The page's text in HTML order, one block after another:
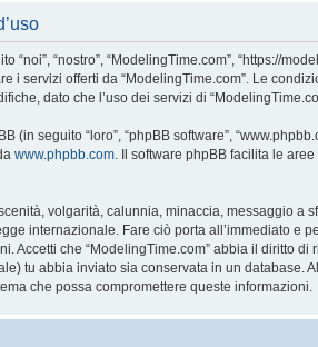
“noi”, “nostro”, “ModelingTime.com”, “https://
i servizi offerti da “ModelingTime.com”. Le
dato che l’uso dei servizi di
(in seguito “loro”, “phpBB software”,
www.phpbb.com. Il software phpBB facilita le
volgarità, calunnia, minaccia, messaggio
internazionale. Fare ciò porta all’immediato
Accetti che “ModelingTime.com” abbia il diritto
tu abbia inviato sia conservata in un database.
che possa compromettere queste informazioni.